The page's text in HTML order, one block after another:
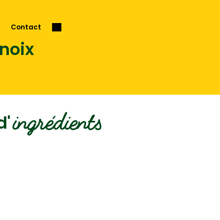
Contact
ingrédients